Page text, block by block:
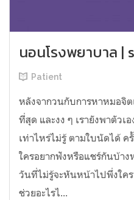
นอนโรงพยาบาล |
Patient
หลังจากวนกับการหาหมอจิ
ที่สุด และงง ๆ เรายังพาตัว
เท่าไหร่ไม่รู้ ตามใบนัดได้ ค
ใครอยากฟังหรือแชร์กันบ้าง
วันที่ไม่รู้จะหันหน้าไปพึ่งใค
ช่วยอะไรไ...